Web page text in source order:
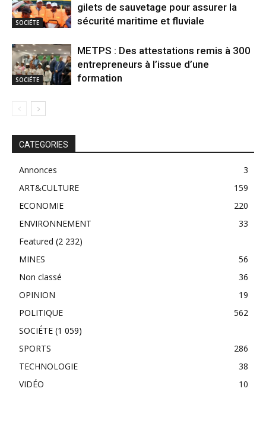
SOCIÉTE
gilets de sauvetage pour assurer la
sécurité maritime et fluviale
SOCIÉTE
METPS : Des attestations remis à 300
entrepreneurs à l’issue d’une
formation
CATEGORIES
Annonces
3
ART&CULTURE
159
ECONOMIE
220
ENVIRONNEMENT
33
Featured (2 232)
MINES
56
Non classé
36
OPINION
19
POLITIQUE
562
SOCIÉTE (1 059)
SPORTS
286
TECHNOLOGIE
38
VIDÉO
10